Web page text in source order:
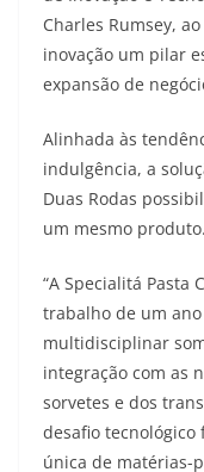
Charles Rumsey,
inovação um pilar
expansão de
Alinhada às
indulgência, a
Duas Rodas
um mesmo produto.
“A Specialitá Pasta
trabalho de um
multidisciplinar
integração com as
sorvetes e dos
desafio tecnológico
única de matérias-